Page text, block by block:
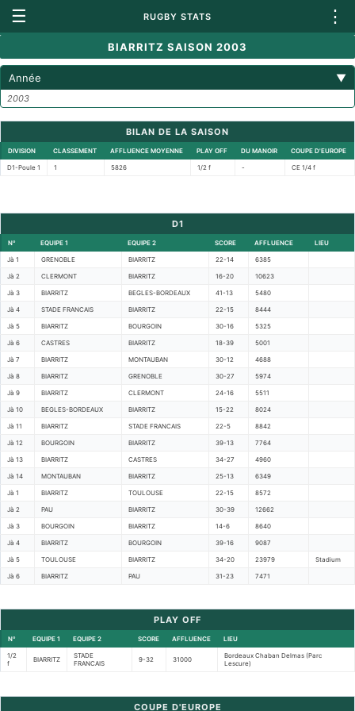
☰ RUGBY STATS ⋮
BIARRITZ SAISON 2003
Année ▼
2003
BILAN DE LA SAISON
DIVISION CLASSEMENT AFFLUENCE MOYENNE PLAY OFF DU MANOIR COUPE D'EUROPE
D1-Poule 1 1 5826 1/2 f - CE 1/4 f
D1
N° EQUIPE 1 EQUIPE 2 SCORE AFFLUENCE LIEU
Jà 1 GRENOBLE BIARRITZ 22-14 6385
Jà 2 CLERMONT BIARRITZ 16-20 10623
Jà 3 BIARRITZ BEGLES-BORDEAUX 41-13 5480
Jà 4 STADE FRANCAIS BIARRITZ 22-15 8444
Jà 5 BIARRITZ BOURGOIN 30-16 5325
Jà 6 CASTRES BIARRITZ 18-39 5001
Jà 7 BIARRITZ MONTAUBAN 30-12 4688
Jà 8 BIARRITZ GRENOBLE 30-27 5974
Jà 9 BIARRITZ CLERMONT 24-16 5511
Jà 10 BEGLES-BORDEAUX BIARRITZ 15-22 8024
Jà 11 BIARRITZ STADE FRANCAIS 22-5 8842
Jà 12 BOURGOIN BIARRITZ 39-13 7764
Jà 13 BIARRITZ CASTRES 34-27 4960
Jà 14 MONTAUBAN BIARRITZ 25-13 6349
Jà 1 BIARRITZ TOULOUSE 22-15 8572
Jà 2 PAU BIARRITZ 30-39 12662
Jà 3 BOURGOIN BIARRITZ 14-6 8640
Jà 4 BIARRITZ BOURGOIN 39-16 9087
Jà 5 TOULOUSE BIARRITZ 34-20 23979 Stadium
Jà 6 BIARRITZ PAU 31-23 7471
PLAY OFF
N° EQUIPE 1 EQUIPE 2 SCORE AFFLUENCE LIEU
1/2
f
BIARRITZ
STADE
FRANCAIS
9-32 31000
Bordeaux Chaban Delmas (Parc
Lescure)
COUPE D'EUROPE